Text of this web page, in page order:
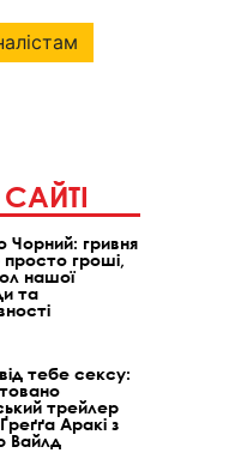
Чорний: гривня
просто гроші,
нашої
та
тебе сексу:
трейлер
Аракі з
Вайлд